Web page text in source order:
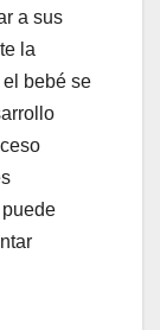
a sus
la
bebé se